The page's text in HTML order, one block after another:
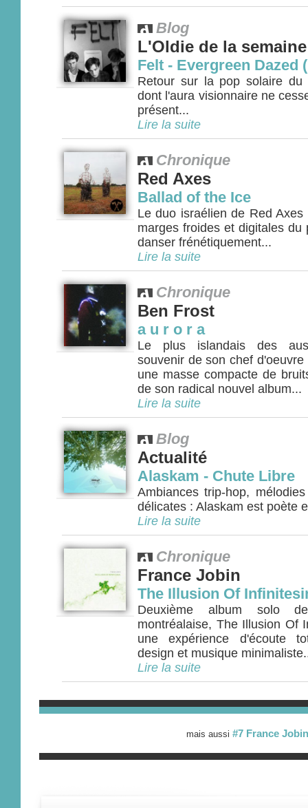
Blog
L'Oldie de la semaine
Felt - Evergreen Dazed
Retour sur la pop solaire du
dont l'aura visionnaire ne
présent...
Lire la suite
Chronique
Red Axes
Ballad of the Ice
Le duo israélien de Red
marges froides et digitales du
danser frénétiquement...
Lire la suite
Chronique
Ben Frost
a u r o r a
Le plus islandais des
souvenir de son chef
une masse compacte de
de son radical nouvel album...
Lire la suite
Blog
Actualité
Alaskam - Chute Libre
Ambiances trip-hop,
délicates : Alaskam est poète
Lire la suite
Chronique
France Jobin
The Illusion Of
Deuxième album solo
montréalaise, The Illusion Of
une expérience d'écoute
design et musique
Lire la suite
mais aussi #7 France Jobin